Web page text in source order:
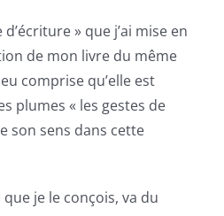
» que j’ai mise en
de mon livre du même
comprise qu’elle est
plumes « les gestes de
son sens dans cette
que je le conçois, va du